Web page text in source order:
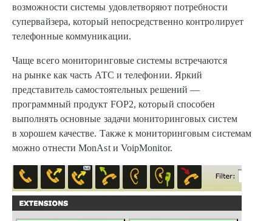
возможности системы удовлетворяют потребности
супервайзера, который непосредственно контролирует
телефонные коммуникации.
Чаще всего мониторинговые системы встречаются
на рынке как часть АТС и телефонии. Яркий
представитель самостоятельных решений —
программный продукт FOP2, который способен
выполнять основные задачи мониторинговых систем
в хорошем качестве. Также к мониторинговым системам
можно отнести MonAst и VoipMonitor.